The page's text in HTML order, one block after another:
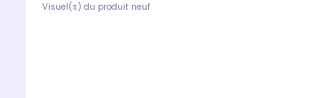
Visuel(s) du produit neuf